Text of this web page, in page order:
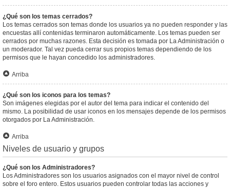
¿Qué son los temas cerrados?
Los temas cerrados son temas donde los usuarios ya no pueden responder y las
encuestas allí contenidas terminaron automáticamente. Los temas pueden ser
cerrados por muchas razones. Esta decisión es tomada por La Administración o
un moderador. Tal vez pueda cerrar sus propios temas dependiendo de los
permisos que le hayan concedido los administradores.
Arriba
¿Qué son los iconos para los temas?
Son imágenes elegidas por el autor del tema para indicar el contenido del
mismo. La posibilidad de usar iconos en los mensajes depende de los permisos
otorgados por La Administración.
Arriba
Niveles de usuario y grupos
¿Qué son los Administradores?
Los Administradores son los usuarios asignados con el mayor nivel de control
sobre el foro entero. Estos usuarios pueden controlar todas las acciones y